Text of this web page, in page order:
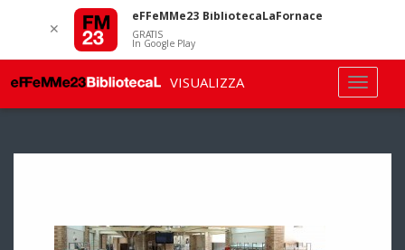
✕
eFFeMMe23 BibliotecaLaFornace
GRATIS
In Google Play
VISUALIZZA